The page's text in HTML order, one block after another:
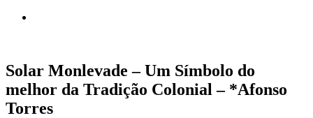
Solar Monlevade – Um Símbolo do
melhor da Tradição Colonial – *Afonso
Torres